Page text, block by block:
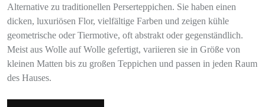
Alternative zu traditionellen Perserteppichen. Sie haben einen
dicken, luxuriösen Flor, vielfältige Farben und zeigen kühle
geometrische oder Tiermotive, oft abstrakt oder gegenständlich.
Meist aus Wolle auf Wolle gefertigt, variieren sie in Größe von
kleinen Matten bis zu großen Teppichen und passen in jeden Raum
des Hauses.